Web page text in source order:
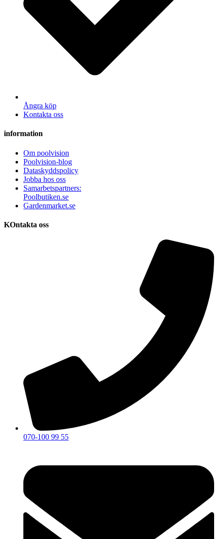
Ångra köp
Kontakta oss
information
Om poolvision
Poolvision-blog
Dataskyddspolicy
Jobba hos oss
Samarbetspartners:
Poolbutiken.se
Gardenmarket.se
KOntakta oss
070-100 99 55